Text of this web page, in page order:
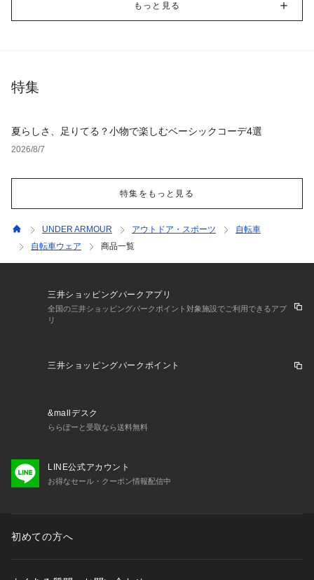
もっと見る
特集
夏らしさ、足りてる？小物で楽しむベーシックコーデ4選
2026/8/7
特集をもっと見る
UNDER ARMOUR アウトドア・スポーツ
自転車
自転車ウェア
商品一覧
三井ショッピングパークアプリ
全国の三井ショッピングパークポイント対象施設でご利用できるアプ
リ
三井ショッピングパークポイント
&mallデスク
ららぽーと受取なら送料無料
LINE公式アカウント
お得なセール・クーポン情報配信中
初めての方へ